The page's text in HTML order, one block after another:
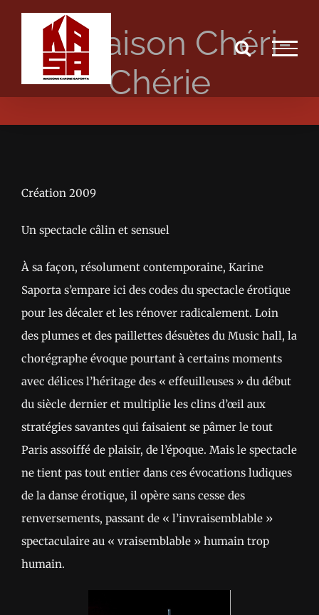
Passer
La Maison Chéri-
Chérie
Création 2009
Un spectacle câlin et sensuel
À sa façon, résolument contemporaine, Karine
Saporta s’empare ici des codes du spectacle érotique
pour les décaler et les rénover radicalement. Loin
des plumes et des paillettes désuètes du Music hall, la
chorégraphe évoque pourtant à certains moments
avec délices l’héritage des « effeuilleuses » du début
du siècle dernier et multiplie les clins d’œil aux
stratégies savantes qui faisaient se pâmer le tout
Paris assoiffé de plaisir, de l’époque. Mais le spectacle
ne tient pas tout entier dans ces évocations ludiques
de la danse érotique, il opère sans cesse des
renversements, passant de « l’invraisemblable »
spectaculaire au « vraisemblable » humain trop
humain.